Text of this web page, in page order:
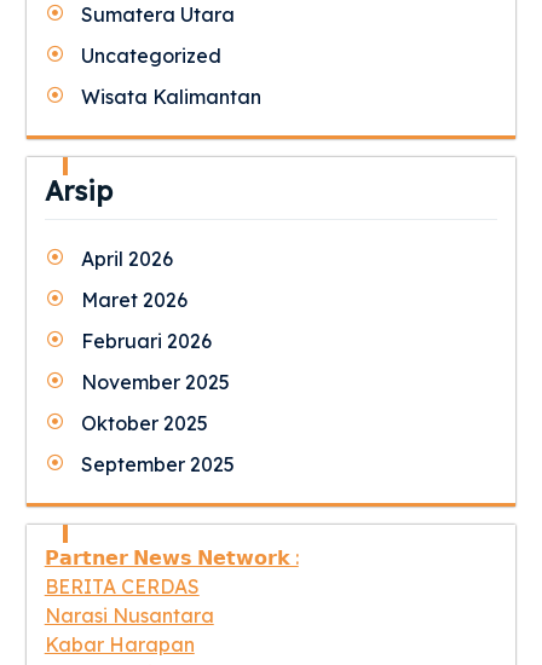
Sumatera Utara
Uncategorized
Wisata Kalimantan
Arsip
April 2026
Maret 2026
Februari 2026
November 2025
Oktober 2025
September 2025
𝗣𝗮𝗿𝘁𝗻𝗲𝗿 𝗡𝗲𝘄𝘀 𝗡𝗲𝘁𝘄𝗼𝗿𝗸 :
BERITA CERDAS
Narasi Nusantara
Kabar Harapan